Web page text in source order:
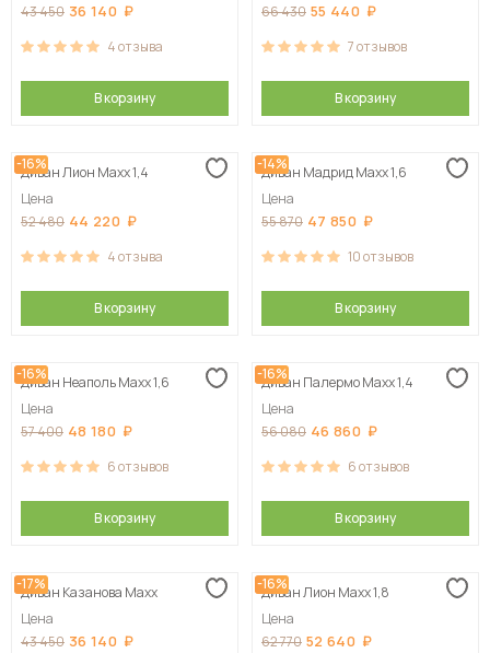
43 450 36 140
4отзыва
В корзину
66 430 55 440
7отзывов
В корзину
-16%
Диван Лион Maxx 1,4
Цена
52 480 44 220
4отзыва
В корзину
-14%
Диван Мадрид Maxx 1,6
Цена
55 870 47 850
10отзывов
В корзину
-16%
Диван Неаполь Maxx 1,6
Цена
57 400 48 180
6отзывов
В корзину
-16%
Диван Палермо Maxx 1,4
Цена
56 080 46 860
6отзывов
В корзину
-17%
Диван Казанова Maxx
Цена
43 450 36 140
-16%
Диван Лион Maxx 1,8
Цена
62 770 52 640